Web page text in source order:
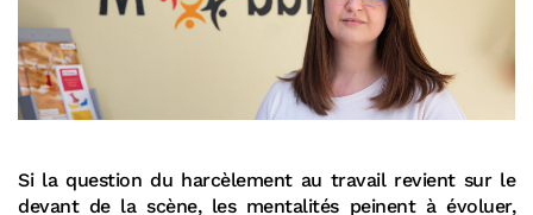
Si la question du harcèlement au travail revient sur le
devant de la scène, les mentalités peinent à évoluer,